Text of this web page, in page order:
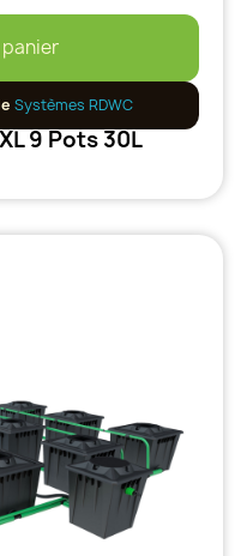
Systèmes RDWC
9 Pots 30L